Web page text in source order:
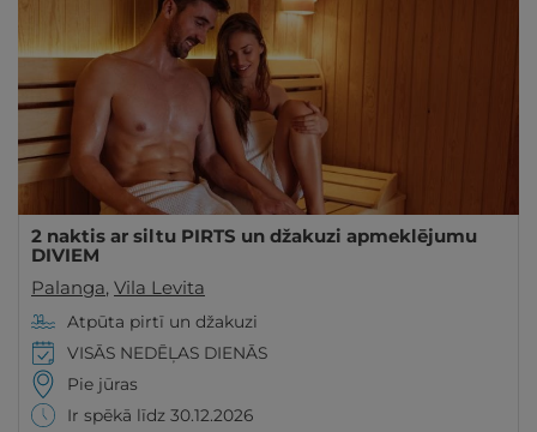
2 naktis ar siltu PIRTS un džakuzi apmeklējumu
DIVIEM
Palanga, Vila Levita
Atpūta pirtī un džakuzi
VISĀS NEDĒĻAS DIENĀS
Pie jūras
Ir spēkā līdz 30.12.2026